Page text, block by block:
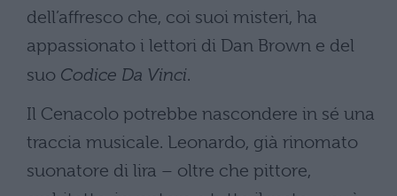
dell’affresco che, coi suoi misteri, ha
appassionato i lettori di Dan Brown e del
suo Codice Da Vinci.
Il Cenacolo potrebbe nascondere in sé una
traccia musicale. Leonardo, già rinomato
suonatore di lira – oltre che pittore,